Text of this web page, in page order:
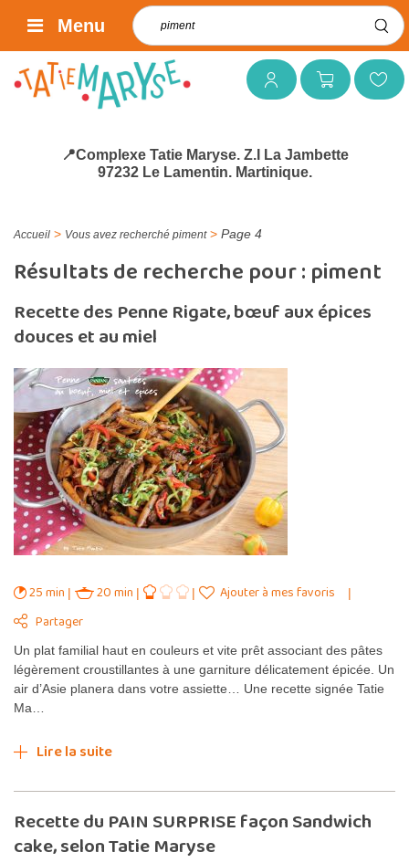
Mon compteMon panierMes favoris
Rechercher :
Menu
📍Complexe Tatie Maryse. Z.I La Jambette
97232 Le Lamentin. Martinique.
Accueil > Vous avez recherché piment> Page 4
Résultats de recherche pour : piment
Recette des Penne Rigate, bœuf aux épices
douces et au miel
25 min 20 min
Ajouter à mes favoris
Partager
Un plat familial haut en couleurs et vite prêt associant des pâtes
légèrement croustillantes à une garniture délicatement épicée. Un
air d’Asie planera dans votre assiette… Une recette signée Tatie
Ma…
Lire la suite
Recette du PAIN SURPRISE façon Sandwich
cake, selon Tatie Maryse